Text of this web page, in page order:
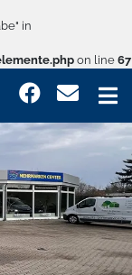
in
on line 67